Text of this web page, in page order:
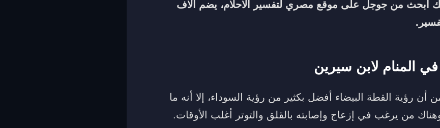
ابحث من جوجل على موقع مصري لتفسير الاحلام، يضم آلاف
في المنام لابن سيرين
أن رؤية القطة البيضاء أفضل بكثير من رؤية السوداء، إلا أنه ما
من يرغب في إزعاج وإصابته بالقلق والتوتر أغلب الأوقات.